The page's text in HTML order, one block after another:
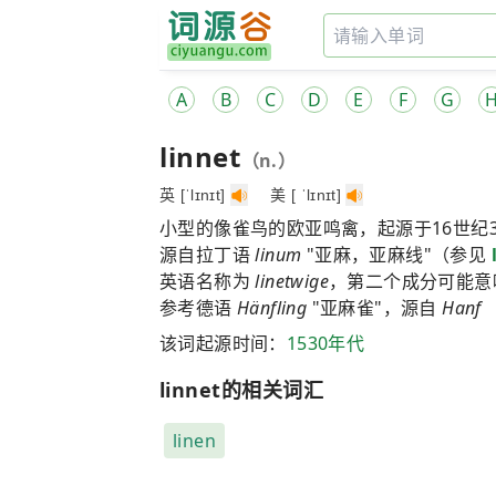
A B C D E F G H
linnet （n.）
英 [ˈlɪnɪt] 美 [ ˈlɪnɪt]
小型的像雀鸟的欧亚鸣禽，起源于16世纪
源自拉丁语linum "亚麻，亚麻线"（参见
英语名称为linetwige，第二个成分可能
参考德语 Hänfling "亚麻雀"，源自Hanf"
该词起源时间： 1530年代
linnet的相关词汇
linen